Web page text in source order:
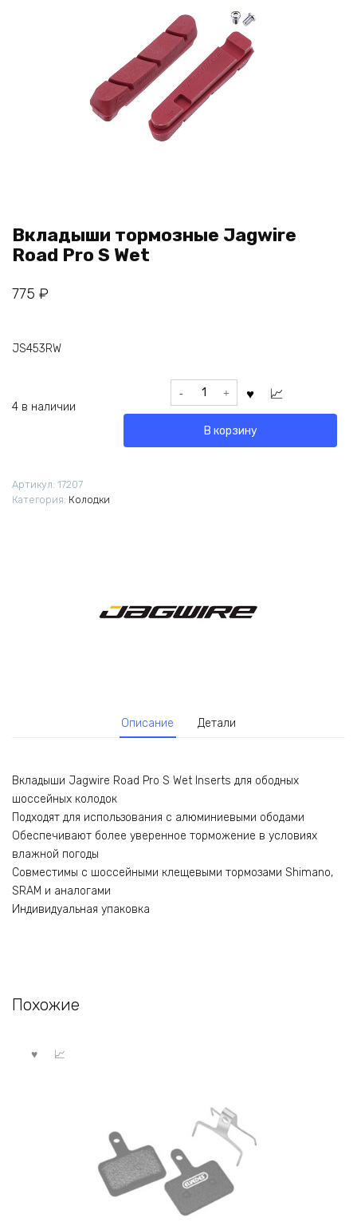
Вкладыши тормозные Jagwire
Road Pro S Wet
775 ₽
JS453RW
4 в наличии
Количество
товара
тормозныеВ корзину
Артикул: 17207
Категория: Колодки
Описание Детали
Вкладыши Jagwire Road Pro S Wet Inserts для ободных
шоссейных колодок
Подходят для использования с алюминиевыми ободами
Обеспечивают более уверенное торможение в условиях
влажной погоды
Совместимы с шоссейными клещевыми тормозами Shimano,
SRAM и аналогами
Индивидуальная упаковка
Похожие